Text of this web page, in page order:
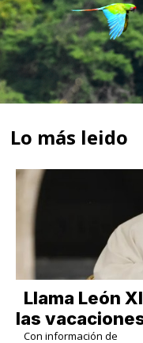
Lo más leido
Llama León
las
Con información de